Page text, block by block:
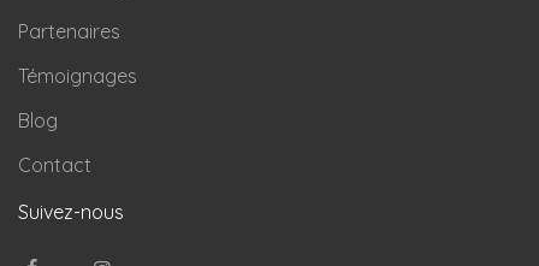
Partenaires
Témoignages
Blog
Contact
Suivez-nous